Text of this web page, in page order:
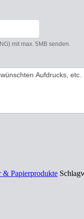
mit max. 5MB senden.
& Papierprodukte